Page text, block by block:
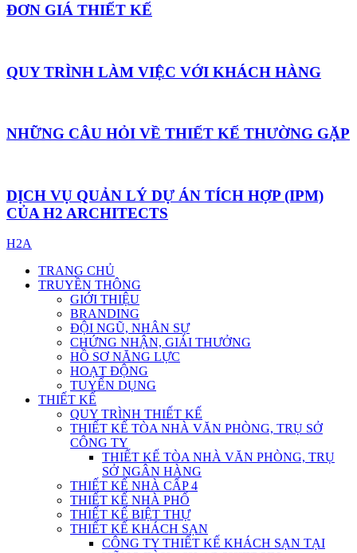
ĐƠN GIÁ THIẾT KẾ
QUY TRÌNH LÀM VIỆC VỚI KHÁCH HÀNG
NHỮNG CÂU HỎI VỀ THIẾT KẾ THƯỜNG GẶP
DỊCH VỤ QUẢN LÝ DỰ ÁN TÍCH HỢP (IPM)
CỦA H2 ARCHITECTS
H2A
TRANG CHỦ
TRUYỀN THÔNG
GIỚI THIỆU
BRANDING
ĐỘI NGŨ, NHÂN SỰ
CHỨNG NHẬN, GIẢI THƯỞNG
HỒ SƠ NĂNG LỰC
HOẠT ĐỘNG
TUYỂN DỤNG
THIẾT KẾ
QUY TRÌNH THIẾT KẾ
THIẾT KẾ TÒA NHÀ VĂN PHÒNG, TRỤ SỞ
CÔNG TY
THIẾT KẾ TÒA NHÀ VĂN PHÒNG, TRỤ
SỞ NGÂN HÀNG
THIẾT KẾ NHÀ CẤP 4
THIẾT KẾ NHÀ PHỐ
THIẾT KẾ BIỆT THỰ
THIẾT KẾ KHÁCH SẠN
CÔNG TY THIẾT KẾ KHÁCH SẠN TẠI